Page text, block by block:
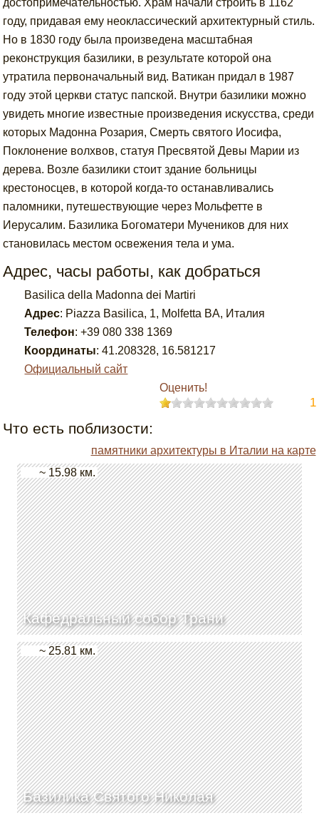
достопримечательностью. Храм начали строить в 1162
году, придавая ему неоклассический архитектурный стиль.
Но в 1830 году была произведена масштабная
реконструкция базилики, в результате которой она
утратила первоначальный вид. Ватикан придал в 1987
году этой церкви статус папской. Внутри базилики можно
увидеть многие известные произведения искусства, среди
которых Мадонна Розария, Смерть святого Иосифа,
Поклонение волхвов, статуя Пресвятой Девы Марии из
дерева. Возле базилики стоит здание больницы
крестоносцев, в которой когда-то останавливались
паломники, путешествующие через Мольфетте в
Иерусалим. Базилика Богоматери Мучеников для них
становилась местом освежения тела и ума.
Адрес, часы работы, как добраться
Basilica della Madonna dei Martiri
Адрес: Piazza Basilica, 1, Molfetta BA, Италия
Телефон:+39 080 338 1369
Координаты: 41.208328, 16.581217
Официальный сайт
Оценить!
1
Что есть поблизости:
памятники архитектуры в Италии на карте
Кафедральный собор Трани
~ 15.98 км.
Базилика Святого Николая
~ 25.81 км.